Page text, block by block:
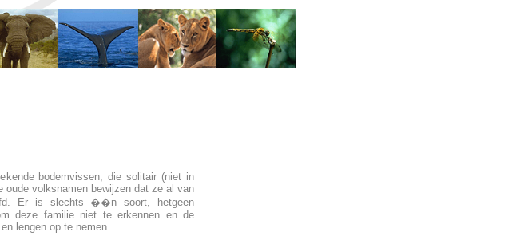
bodemvissen, die solitair (niet in
oude volksnamen bewijzen dat ze al van
Er is slechts ��n soort, hetgeen
deze familie niet te erkennen en de
lengen op te nemen.